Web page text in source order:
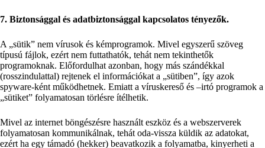
7. Biztonsággal és adatbiztonsággal kapcsolatos tényezők.
A „sütik” nem vírusok és kémprogramok. Mivel egyszerű szöveg
típusú fájlok, ezért nem futtathatók, tehát nem tekinthetők
programoknak. Előfordulhat azonban, hogy más szándékkal
(rosszindulattal) rejtenek el információkat a „sütiben”, így azok
spyware-ként működhetnek. Emiatt a víruskereső és –irtó programok a
„sütiket” folyamatosan törlésre ítélhetik.
Mivel az internet böngészésre használt eszköz és a webszerverek
folyamatosan kommunikálnak, tehát oda-vissza küldik az adatokat,
ezért ha egy támadó (hekker) beavatkozik a folyamatba, kinyerheti a